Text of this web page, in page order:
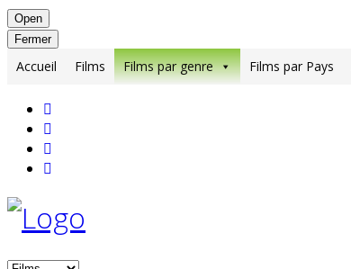
Open
Fermer
Accueil Films Films par genre Films par Pays